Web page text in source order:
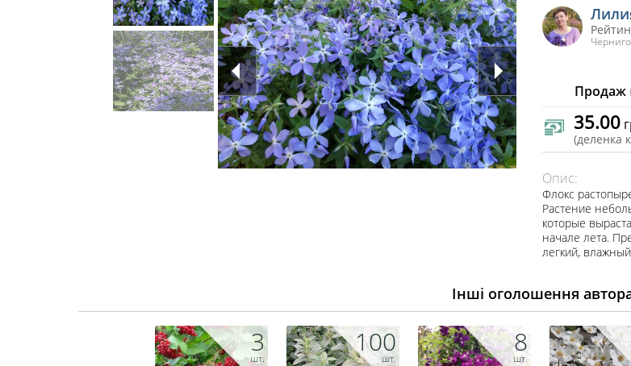
Продаж
35.00
(деленка
Опис:
Флокс
Растение
которые
начале лета.
легкий,
Інші оголошення
3
шт.
100
шт.
8
шт.